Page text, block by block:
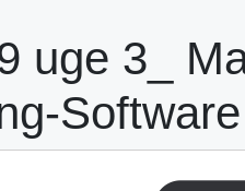
uge 3_
Software